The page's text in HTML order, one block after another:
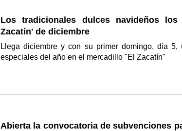
Los tradicionales dulces navideños
Zacatín' de diciembre
Llega diciembre y con su primer domingo, día
especiales del año en el mercadillo "El Zacatín"
Abierta la convocatoria de subvenciones